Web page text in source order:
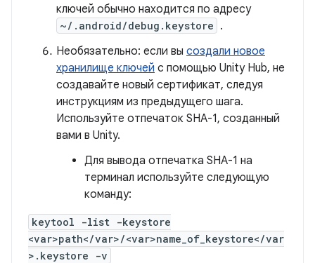
ключей обычно находится по адресу
~/.android/debug.keystore .
Необязательно: если вы создали новое
хранилище ключей с помощью Unity Hub, не
создавайте новый сертификат, следуя
инструкциям из предыдущего шага.
Используйте отпечаток SHA-1, созданный
вами в Unity.
Для вывода отпечатка SHA-1 на
терминал используйте следующую
команду:
keytool -list -keystore
<var>path</var>/<var>name_of_keystore</var
>.keystore -v